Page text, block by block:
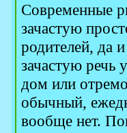
Современные
зачастую
родителей, да
зачастую речь
дом или
обычный,
вообще нет.